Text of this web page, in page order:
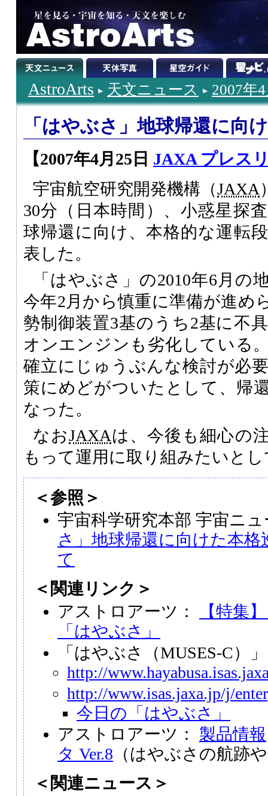
AstroArts 天文ニュース 2007年
「はやぶさ」地球帰還に向
【2007年4月25日 JAXA プレス
宇宙航空研究開発機構（JAXA
30分（日本時間）、小惑星探
球帰還に向け、本格的な運転
表した。
「はやぶさ」の2010年6月の
今年2月から慎重に準備が進め
勢制御装置3基のうち2基に不
オンエンジンも劣化している
確立にじゅうぶんな検討が必
策にめどがついたとして、帰
なった。
なおJAXAは、今後も細心の
もって運用に取り組みたいと
＜参照＞
宇宙科学研究本部 宇宙ニ
さ」地球帰還に向けた本
て
＜関連リンク＞
アストロアーツ：
【特集
「はやぶさ」
「はやぶさ（MUSES-C）
http://
http://www.isas.jaxa.jp/j/
今日の「はやぶさ」
アストロアーツ： 製品情報
タ Ver.8 （はやぶさの航跡
＜関連ニュース＞